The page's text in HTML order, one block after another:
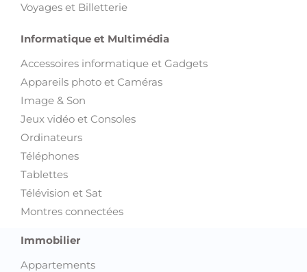
Voyages et Billetterie
Informatique et Multimédia
Accessoires informatique et Gadgets
Appareils photo et Caméras
Image & Son
Jeux vidéo et Consoles
Ordinateurs
Téléphones
Tablettes
Télévision et Sat
Montres connectées
Immobilier
Appartements